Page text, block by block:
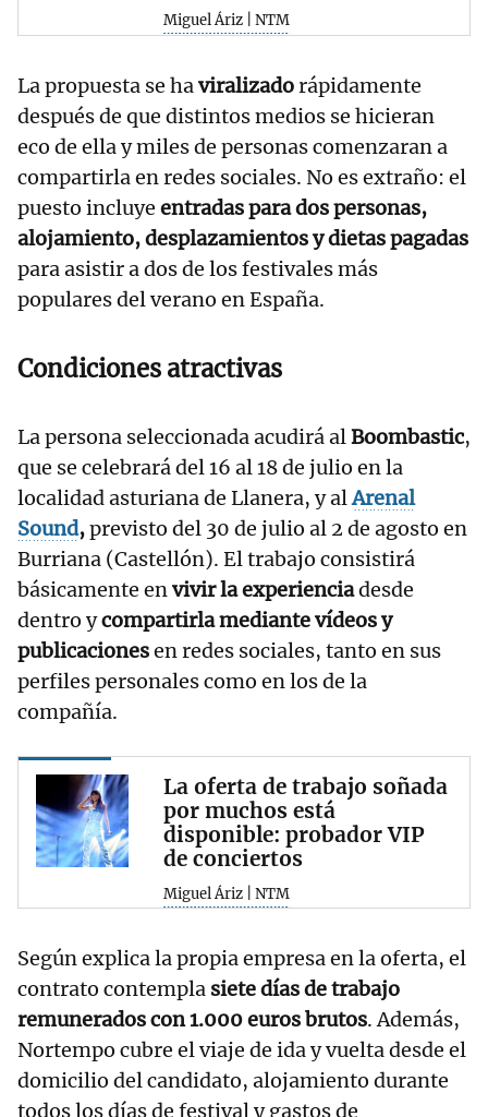
Miguel Áriz | NTM
La propuesta se haviralizadorápidamente
después de que distintos medios se hicieran
eco de ella y miles de personas comenzaran a
compartirla en redes sociales. No es extraño: el
puesto incluye entradas para dos personas,
alojamiento, desplazamientos y dietas pagadas
para asistir a dos de los festivales más
populares del verano en España.
Condiciones atractivas
La persona seleccionada acudirá alBoombastic,
que se celebrará del 16 al 18 de julio en la
localidad asturiana de Llanera, y alArenal
Sound,previsto del 30 de julio al 2 de agosto en
Burriana (Castellón). El trabajo consistirá
básicamente envivir la experienciadesde
dentro ycompartirla mediante vídeos y
publicacionesen redes sociales, tanto en sus
perfiles personales como en los de la
compañía.
La oferta de trabajo soñada
por muchos está
disponible: probador VIP
de conciertos
Miguel Áriz | NTM
Según explica la propia empresa en la oferta, el
contrato contempla siete días de trabajo
remunerados con 1.000 euros brutos. Además,
Nortempo cubre el viaje de ida y vuelta desde el
domicilio del candidato, alojamiento durante
todos los días de festival y gastos de